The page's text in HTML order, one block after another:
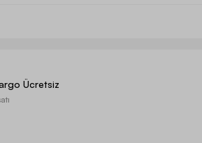
Ücretsiz